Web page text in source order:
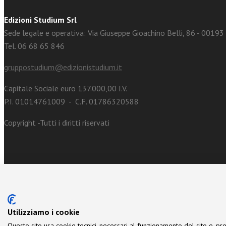
Edizioni Studium Srl
Sede legale e operativa: Via Giuseppe Gioachino Belli, 86 - 00193
Tel. 06 68 65 846
gruppostudium@edizionistudium.it
Capitale Sociale euro 137.000,00 I.V.
P.I. 01014761009 - C.F. 01786320588
Copyright -Tutti i diritti riservati
Utilizziamo i cookie